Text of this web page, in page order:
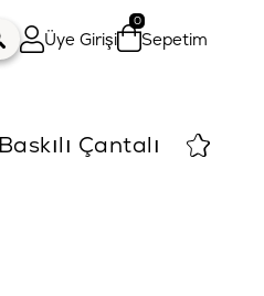
Üye Girişi Sepetim
0
Çantalı